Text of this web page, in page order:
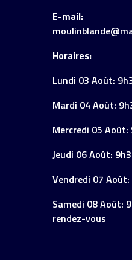
E-mail:
Horaires:
Lundi 03 Août:
Mardi 04 Août:
Mercredi 05
Jeudi 06 Août:
Vendredi 07
Samedi 08 Août:
rendez-vous